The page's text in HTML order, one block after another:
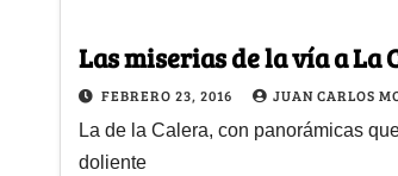
Las miserias de la vía a La
FEBRERO 23, 2016 JUAN CARLOS
La de la Calera, con panorámicas
doliente